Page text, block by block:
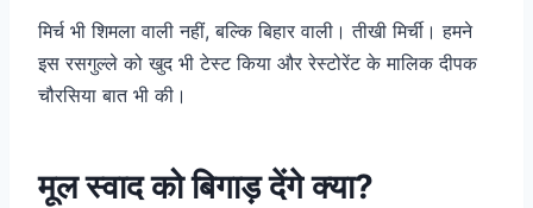
मिर्च भी शिमला वाली नहीं, बल्कि बिहार वाली। तीखी मिर्ची। हमने
इस रसगुल्ले को खुद भी टेस्ट किया और रेस्टोरेंट के मालिक दीपक
चौरसिया बात भी की।
मूल स्वाद को बिगाड़ देंगे क्या?